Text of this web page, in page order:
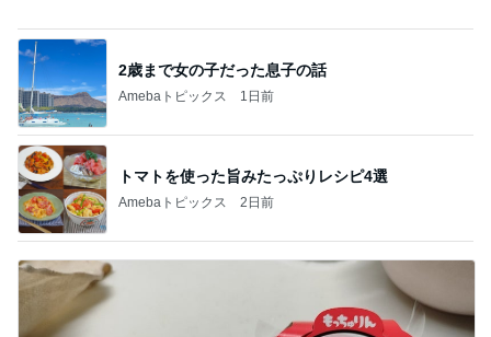
ミスドで周りの興奮につられ購入
Amebaトピックス